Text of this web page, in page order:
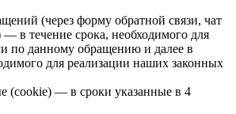
(через форму обратной связи, чат
в течение срока, необходимого для
по данному обращению и далее в
для реализации наших законных
(cookie) — в сроки указанные в 4